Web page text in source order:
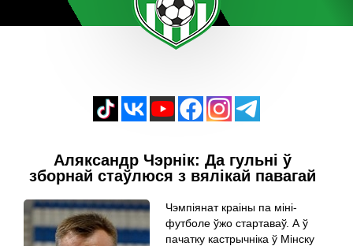
Аляксандр Чэрнік: Да гульні ў
зборнай стаўлюся з вялікай павагай
Чэмпіянат краіны па міні-
футболе ўжо стартаваў. А ў
пачатку кастрычніка ў Мінску